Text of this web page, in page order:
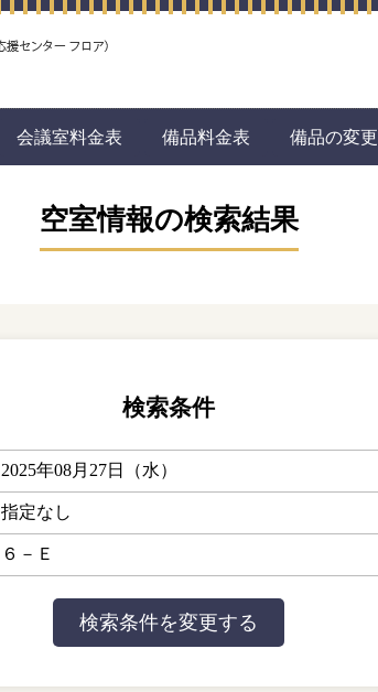
会議室料金表 備品料金表 備品の変更
空室情報の検索結果
検索条件
2025年08月27日（水）
指定なし
６－Ｅ